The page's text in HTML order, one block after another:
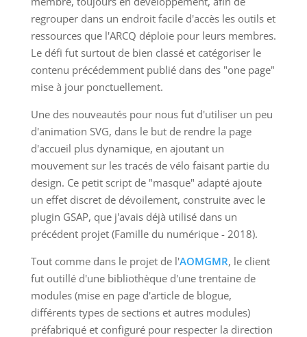
regrouper dans un endroit facile d'accès les outils et
ressources que l'ARCQ déploie pour leurs membres.
Le défi fut surtout de bien classé et catégoriser le
contenu précédemment publié dans des "one page"
mise à jour ponctuellement.
Une des nouveautés pour nous fut d'utiliser un peu
d'animation SVG, dans le but de rendre la page
d'accueil plus dynamique, en ajoutant un
mouvement sur les tracés de vélo faisant partie du
design. Ce petit script de "masque" adapté ajoute
un effet discret de dévoilement, construite avec le
plugin GSAP, que j'avais déjà utilisé dans un
précédent projet (Famille du numérique - 2018).
Tout comme dans le projet de l'AOMGMR, le client
fut outillé d'une bibliothèque d'une trentaine de
modules (mise en page d'article de blogue,
différents types de sections et autres modules)
préfabriqué et configuré pour respecter la direction